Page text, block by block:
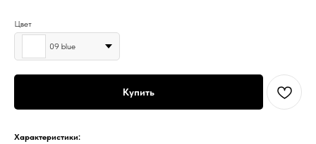
Цвет
09 blue
Купить
Характеристики: